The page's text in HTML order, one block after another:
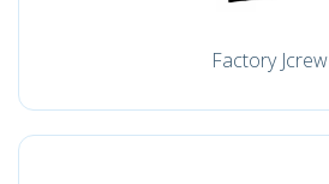
Factory Jcrew